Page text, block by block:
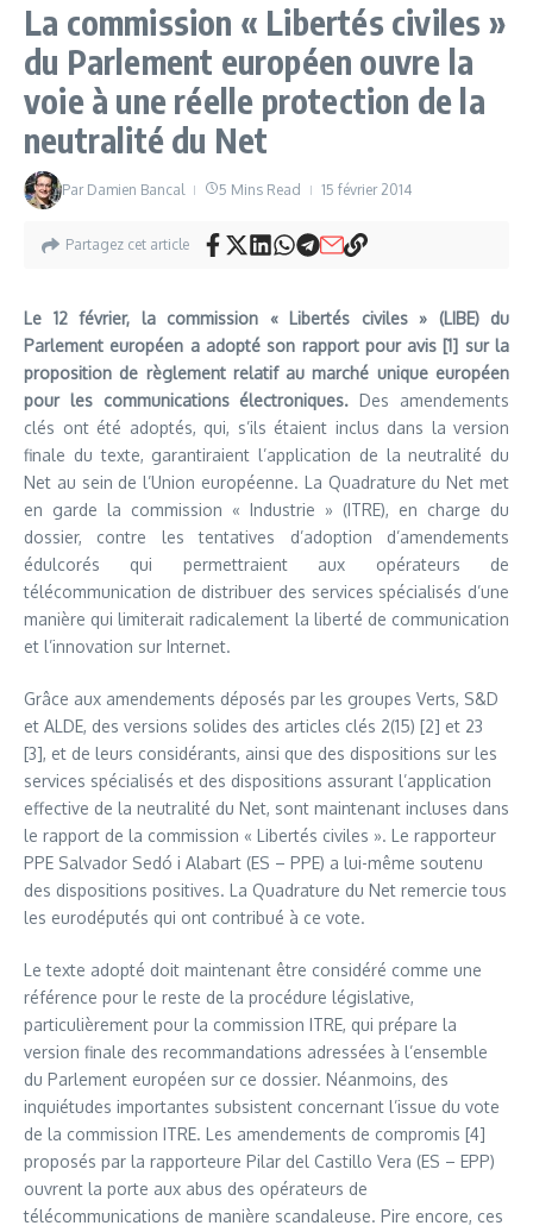
La commission « Libertés civiles »
du Parlement européen ouvre la
voie à une réelle protection de la
neutralité du Net
Par Damien Bancal 5 Mins Read 15 février 2014
Partagez cet article
Le 12 février, la commission « Libertés civiles » (LIBE) du
Parlement européen a adopté son rapport pour avis [1] sur la
proposition de règlement relatif au marché unique européen
pour les communications électroniques. Des amendements
clés ont été adoptés, qui, s’ils étaient inclus dans la version
finale du texte, garantiraient l’application de la neutralité du
Net au sein de l’Union européenne. La Quadrature du Net met
en garde la commission « Industrie » (ITRE), en charge du
dossier, contre les tentatives d’adoption d’amendements
édulcorés qui permettraient aux opérateurs de
télécommunication de distribuer des services spécialisés d’une
manière qui limiterait radicalement la liberté de communication
et l’innovation sur Internet.
Grâce aux amendements déposés par les groupes Verts, S&D
et ALDE, des versions solides des articles clés 2(15) [2] et 23
[3], et de leurs considérants, ainsi que des dispositions sur les
services spécialisés et des dispositions assurant l’application
effective de la neutralité du Net, sont maintenant incluses dans
le rapport de la commission « Libertés civiles ». Le rapporteur
PPE Salvador Sedó i Alabart (ES – PPE) a lui-même soutenu
des dispositions positives. La Quadrature du Net remercie tous
les eurodéputés qui ont contribué à ce vote.
Le texte adopté doit maintenant être considéré comme une
référence pour le reste de la procédure législative,
particulièrement pour la commission ITRE, qui prépare la
version finale des recommandations adressées à l’ensemble
du Parlement européen sur ce dossier. Néanmoins, des
inquiétudes importantes subsistent concernant l’issue du vote
de la commission ITRE. Les amendements de compromis [4]
proposés par la rapporteure Pilar del Castillo Vera (ES – EPP)
ouvrent la porte aux abus des opérateurs de
télécommunications de manière scandaleuse. Pire encore, ces